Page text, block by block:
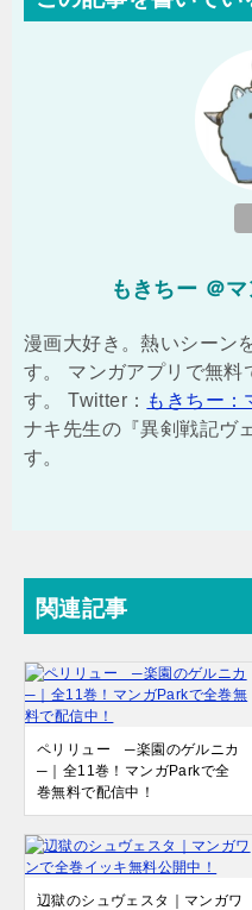
もきちー ＠
漫画大好き。熱いシーン
す。 マンガアプリで無料
す。 Twitter： もきちー：
ナキ先生の『異剣戦記ヴ
す。
関連記事
ペリリュー ─楽園のゲルニカ
─｜全11巻！マンガParkで全
巻無料で配信中！
辺獄のシュヴェスタ｜マンガワ